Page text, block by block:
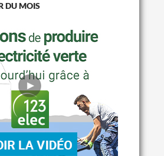
DU MOIS